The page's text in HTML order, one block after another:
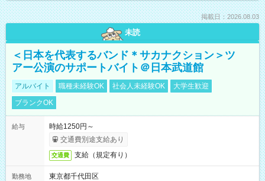
掲載日：2026.08.03
未読
＜日本を代表するバンド＊サカナクション＞ツ
アー公演のサポートバイト＠日本武道館
アルバイト 職種未経験OK 社会人未経験OK
大学生歓迎
ブランクOK
給与
時給1250円～
交通費別途支給あり
交通費 支給（規定有り）
勤務地
東京都千代田区